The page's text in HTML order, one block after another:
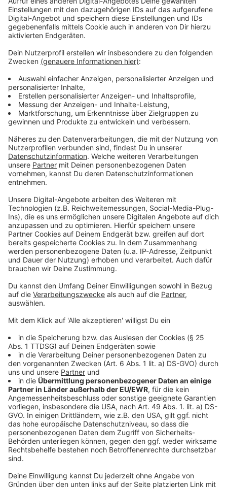
©Märkte und Aktionskreis City e.V.
Auch in der Städteregion Aachen gibt es jährlich einen
Besucher anlockt.
Anzeige
Monschau- Mitten in der Eifel ist die Chance
außerdem hoch, den Weihnachtsmarkt in Monschau im
Schnee zu erleben. Die Altstadt in Monschau hat mit
ihren alten Fachwerkhäusern schon ohne
Weihnachtsmarkt eine ganz tolle Atmosphäre. Mit all
den Lichtern und Buden wird es aber noch mal eine
ganze Schippe besser. Der Weihnachtsmarkt hat vom
29. November bis zum 22. Dezember nur an den
Wochenenden geöffnet.
Weitere Infos
Anzeige
Solingen
Anzeige
Haus Grünwald- In diesem Jahr findet der
Weihnachtsmarkt am Schloss Grünewald bereits zum
19. Mal statt. Das Schloss öffnet an jedem
Adventswochenende jeweils von Freitag bis Sonntag
seine Tore. "Jeweils über 100 Aussteller in den
Bereichen Kunst, Kunsthandwerk, historisches
Handwerk und modernes Design bieten an den
Adventswochenenden ihre vorwiegend selbst
gefertigten Stücke an: stimmungsvolle Lichtobjekte,
Schmuckunikate, Glas- und Papierkunst, Skulpturen
aus Holz und Keramik, Textilien aus Wolle, Filz und
Seide, Backwaren, Spielzeug, Geräte, Bekleidung und
viele andere Überraschungen um die Weihnachtszeit",